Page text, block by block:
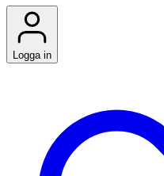
Logga in